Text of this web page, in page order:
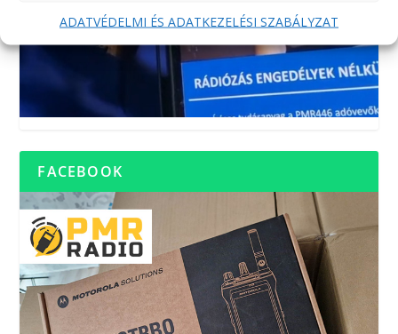
ADATVÉDELMI ÉS ADATKEZELÉSI SZABÁLYZAT
FACEBOOK